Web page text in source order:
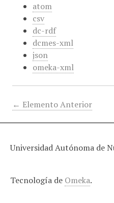
atom
csv
dc-rdf
dcmes-xml
json
omeka-xml
← Elemento Anterior
Universidad Autónoma de
Tecnología de Omeka.